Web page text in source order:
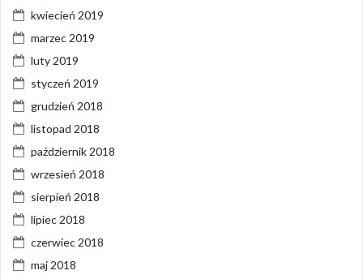
kwiecień 2019
marzec 2019
luty 2019
styczeń 2019
grudzień 2018
listopad 2018
październik 2018
wrzesień 2018
sierpień 2018
lipiec 2018
czerwiec 2018
maj 2018